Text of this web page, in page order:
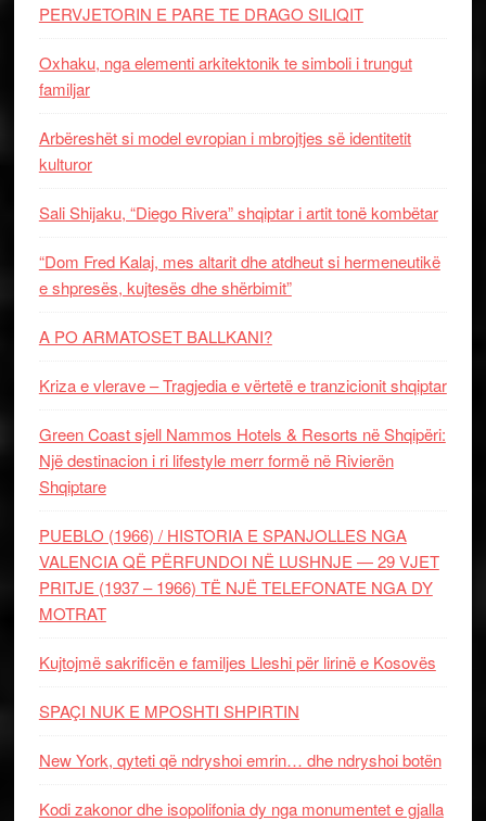
PERVJETORIN E PARE TE DRAGO SILIQIT
Oxhaku, nga elementi arkitektonik te simboli i trungut
familjar
Arbëreshët si model evropian i mbrojtjes së identitetit
kulturor
Sali Shijaku, “Diego Rivera” shqiptar i artit tonë kombëtar
“Dom Fred Kalaj, mes altarit dhe atdheut si hermeneutikë
e shpresës, kujtesës dhe shërbimit”
A PO ARMATOSET BALLKANI?
Kriza e vlerave – Tragjedia e vërtetë e tranzicionit shqiptar
Green Coast sjell Nammos Hotels & Resorts në Shqipëri:
Një destinacion i ri lifestyle merr formë në Rivierën
Shqiptare
PUEBLO (1966) / HISTORIA E SPANJOLLES NGA
VALENCIA QË PËRFUNDOI NË LUSHNJE — 29 VJET
PRITJE (1937 – 1966) TË NJË TELEFONATE NGA DY
MOTRAT
Kujtojmë sakrificën e familjes Lleshi për lirinë e Kosovës
SPAÇI NUK E MPOSHTI SHPIRTIN
New York, qyteti që ndryshoi emrin… dhe ndryshoi botën
Kodi zakonor dhe isopolifonia dy nga monumentet e gjalla